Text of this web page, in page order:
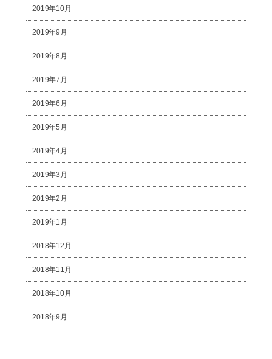
2019年10月
2019年9月
2019年8月
2019年7月
2019年6月
2019年5月
2019年4月
2019年3月
2019年2月
2019年1月
2018年12月
2018年11月
2018年10月
2018年9月